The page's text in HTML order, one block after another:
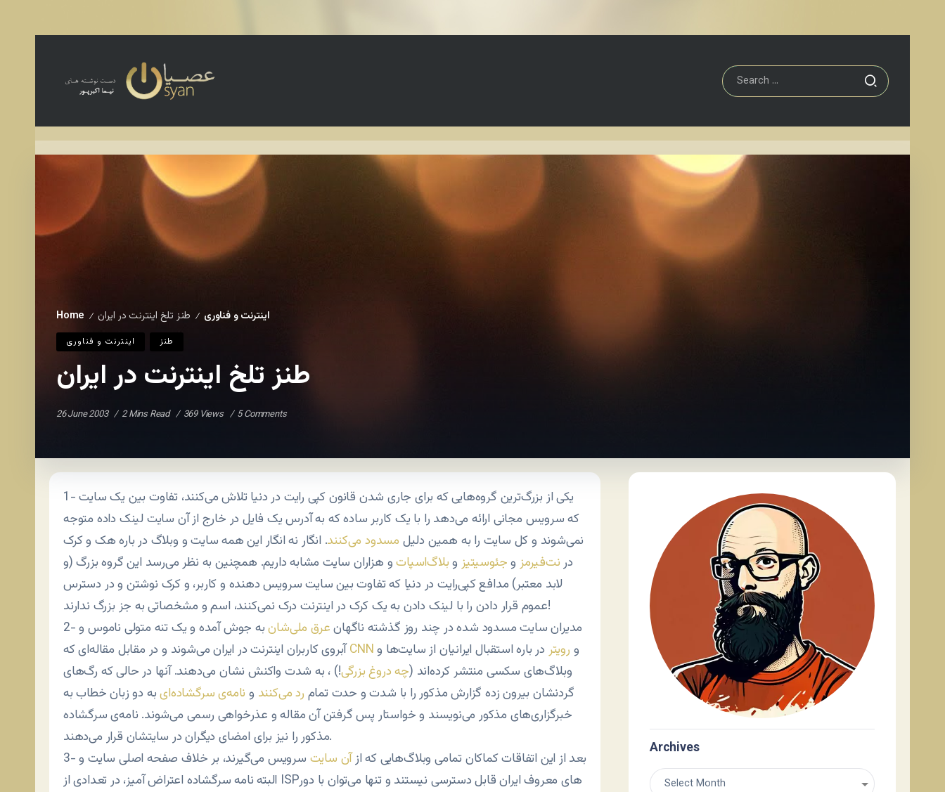
Home / اينترنت و فناوری / طنز تلخ اینترنت در ایران
اينترنت و فناوری طنز
طنز تلخ اینترنت در ایران
26 June 2003 2 Mins Read 369 Views 5 Comments
1- یکی از بزرگ‌ترین گروه‌هایی که برای جاری شدن قانون کپی رایت در دنیا تلاش می‌کنند، تفاوت بین یک سایت
که سرویس مجانی ارائه می‌دهد را با یک کاربر ساده که به آدرس یک فایل در خارج از آن سایت لینک داده متوجه
نمی‌شوند و کل سایت را به همین دلیل مسدود می‌کنند. انگار نه انگار این همه سایت و وبلاگ در باره هک و کرک
در نت‌فیرمز وجئوسیتیز وبلاگ‌اسپاتو هزاران سایت مشابه داریم. همچنین به نظر می‌رسد این گروه بزرگ (و
لابد معتبر) مدافع کپی‌رایت در دنیا که تفاوت بین سایت سرویس دهنده و کاربر، و کرک نوشتن و در دسترس
عموم قرار دادن را با لینک دادن به یک کرک در اینترنت درک نمی‌کنند، اسم و مشخصاتی به جز بزرگ ندارند!
2- مدیران سایت مسدود شده در چند روز گذشته ناگهانعرق ملی‌شان‌ به جوش آمده و یک تنه متولی ناموس و
آبروی کاربران اینترنت در ایران می‌شوند و در مقابل مقاله‌ای کهCNN و رویتر در باره استقبال ایرانیان از سایت‌ها و
وبلاگ‌های سکسی منتشر کرده‌اند (چه دروغ بزرگی!) ، به شدت واکنش نشان می‌دهند. آنها در حالی که رگ‌های
گردنشان بیرون زده گزارش مذکور را با شدت و حدت تمام رد می‌کنند و نامه‌ی سرگشاده‌ایبه دو زبان خطاب به
خبرگزاری‌های مذکور می‌نویسند و خواستار پس گرفتن آن مقاله و عذرخواهی رسمی می‌شوند. نامه‌ی سرگشاده
مذکور را نیز برای امضای دیگران در سایتشان قرار می‌دهند.
3- بعد از این اتفاقات کماکان تمامی وبلاگ‌هایی که ازآن سایت سرویس می‌گیرند، بر خلاف صفحه اصلی سایت و
البته نامه سرگشاده اعتراض آمیز، در تعدادی از ISPهای معروف ایران قابل دسترسی نیستند و تنها می‌توان با دور
Archives